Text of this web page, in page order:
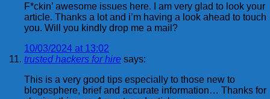
F*ckin’ awesome issues here. I am very glad to look your
article. Thanks a lot and i’m having a look ahead to touch
you. Will you kindly drop me a mail?
10/03/2024 at 13:02
trusted hackers for hire says:
This is a very good tips especially to those new to
blogosphere, brief and accurate information… Thanks for